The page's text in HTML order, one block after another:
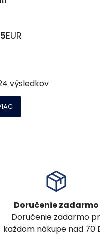
EUR
výsledkov
Doručenie zadarmo
Doručenie zadarmo
každom nákupe nad 70